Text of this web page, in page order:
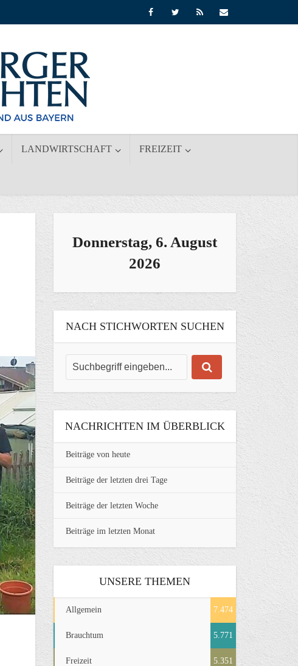
LANDWIRTSCHAFT FREIZEIT
Donnerstag, 6. August
2026
NACH STICHWORTEN SUCHEN
NACHRICHTEN IM ÜBERBLICK
Beiträge von heute
Beiträge der letzten drei Tage
Beiträge der letzten Woche
Beiträge im letzten Monat
UNSERE THEMEN
Allgemein 7.474
Brauchtum 5.771
Freizeit 5.351